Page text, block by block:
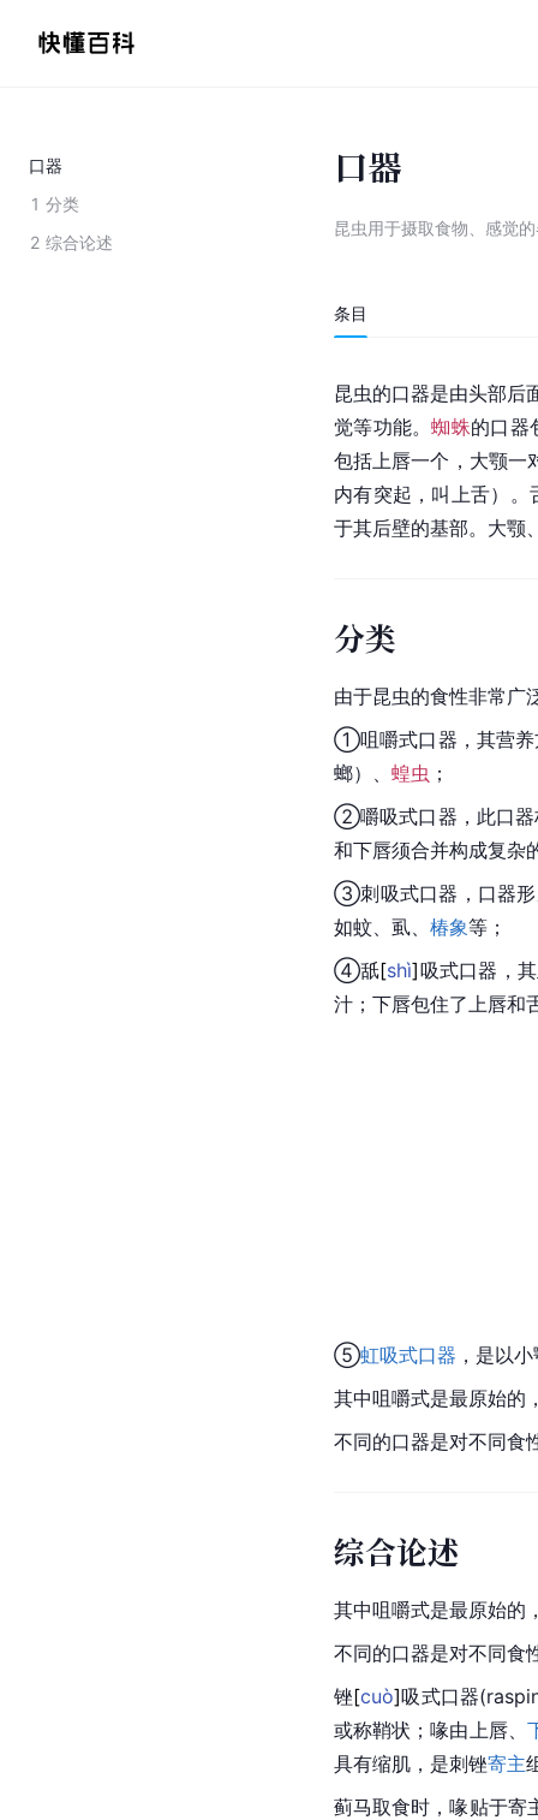
口器
1 分类
2 综合论述
口器
昆虫用于摄取食物、感觉
条目
昆虫的口器是由头部后
觉等功能。蜘蛛的口器
包括上唇一个，大颚一
内有突起，叫上舌）
于其后壁的基部。大颚
分类
由于昆虫的食性非常广
①咀嚼式口器，其营养
螂）、 蝗虫 ；
②嚼吸式口器，此口器
和下唇须合并构成复杂
③刺吸式口器，口器形
如蚊、虱、 椿象等；
④舐[shì]吸式口器，
汁；下唇包住了上唇和
⑤虹吸式口器 ，是以
其中咀嚼式是最原始的
不同的口器是对不同食
综合论述
其中咀嚼式是最原始的
不同的口器是对不同食
锉[cuò]吸式口器
或称鞘状；喙由上唇、
具有缩肌，是刺锉寄主
蓟马取食时，喙贴于寄